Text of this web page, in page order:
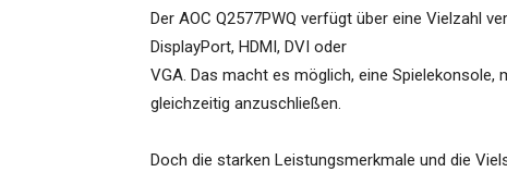
Der AOC Q2577PWQ verfügt über eine Vielzahl
DisplayPort, HDMI, DVI oder
VGA. Das macht es möglich, eine
gleichzeitig anzuschließen.
Doch die starken Leistungsmerkmale und die